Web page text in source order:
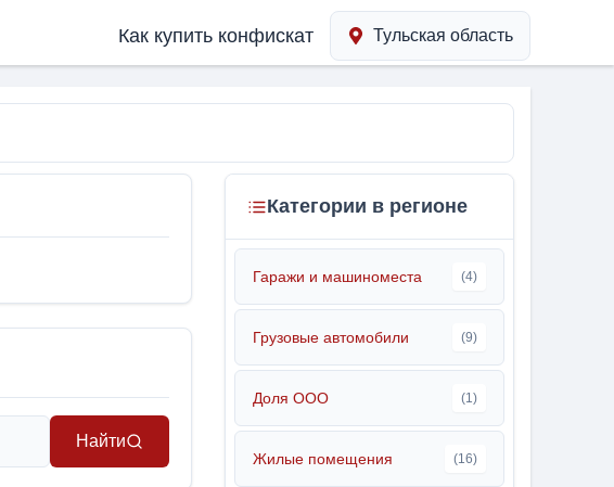
Как купить конфискат Тульская область
Найти
Категории в регионе
Гаражи и машиноместа (4)
Грузовые автомобили (9)
Доля ООО (1)
Жилые помещения (16)